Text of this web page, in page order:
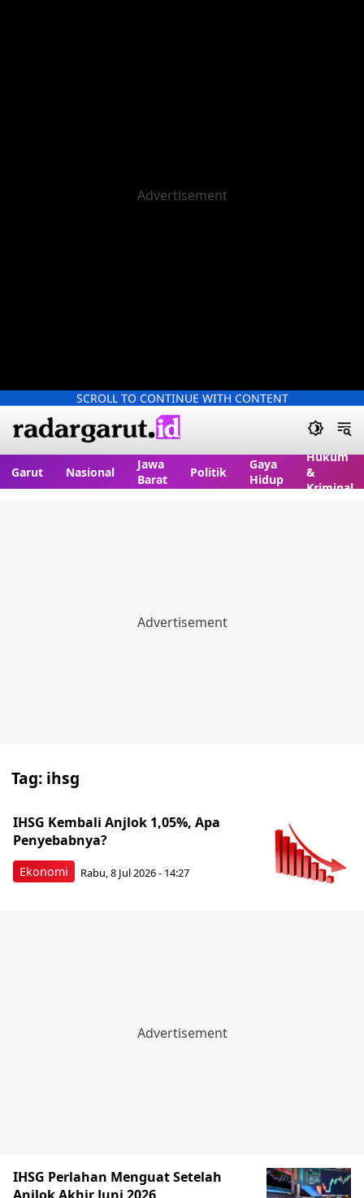
SCROLL TO CONTINUE WITH CONTENT
Garut Nasional
Jawa
Barat
Politik
Gaya
Hidup
Hukum
&
Kriminal
Tag: ihsg
Ekonomi
IHSG Kembali Anjlok 1,05%, Apa
Penyebabnya?
Rabu, 8 Jul 2026 - 14:27
IHSG Perlahan Menguat Setelah